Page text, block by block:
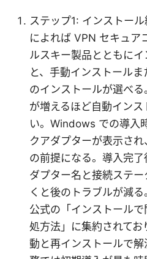
ステップ1: インストー
によれば VPN セキュア
ルスキー製品とともに
と、手動インストール
のインストールが選べ
が増えるほど自動イン
い。Windows での導入
クアダプターが表示され
の前提になる。導入完
ダプター名と接続ステ
くと後のトラブルが減
公式の「インストール
処方法」に集約されて
動と再インストールで